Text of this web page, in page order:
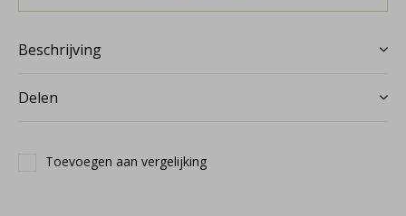
Beschrijving
Delen
Toevoegen aan vergelijking